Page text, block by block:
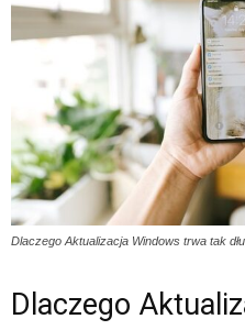
Dlaczego Aktualizacja Windows trwa tak
Dlaczego